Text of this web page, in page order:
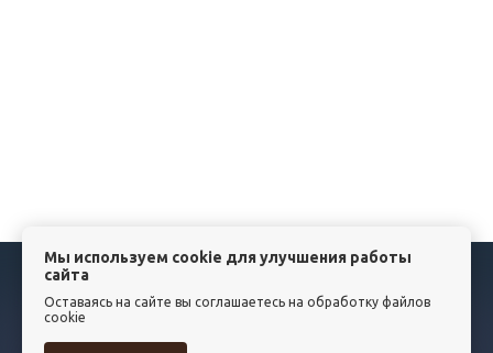
НОВОСТИ
Мы используем cookie для улучшения работы
сайта
Оставаясь на сайте вы соглашаетесь на обработку файлов
cookie